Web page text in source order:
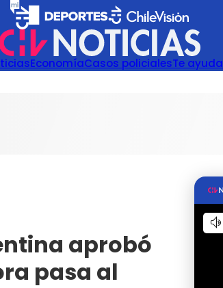
EconomíaCasos policialesTe ayuda
aprobó
pasa al